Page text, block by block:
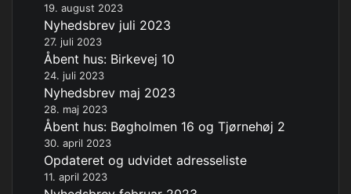
19. august 2023
Nyhedsbrev juli 2023
27. juli 2023
Åbent hus: Birkevej 10
24. juli 2023
Nyhedsbrev maj 2023
28. maj 2023
Åbent hus: Bøgholmen 16 og Tjørnehøj 2
30. april 2023
Opdateret og udvidet adresseliste
11. april 2023